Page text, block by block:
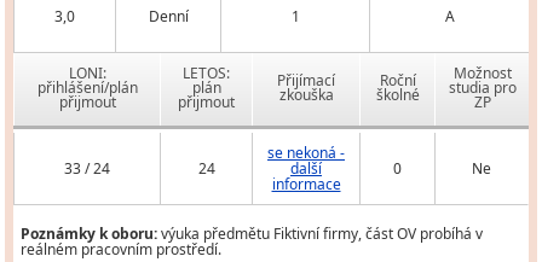
3,0 Denní 1 A
LONI:
přihlášení/plán
přijmout
LETOS:
plán
přijmout
Přijímací
zkouška
Roční
školné
Možnost
studia pro
ZP
33 / 24 24
se nekoná -
další
informace
0 Ne
Poznámky k oboru:výuka předmětu Fiktivní firmy, část OV probíhá v
reálném pracovním prostředí.